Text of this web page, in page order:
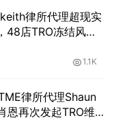
律所代理超现实
48店TRO冻结风险
1.1K
律所代理Shaun
恩再次发起TRO维